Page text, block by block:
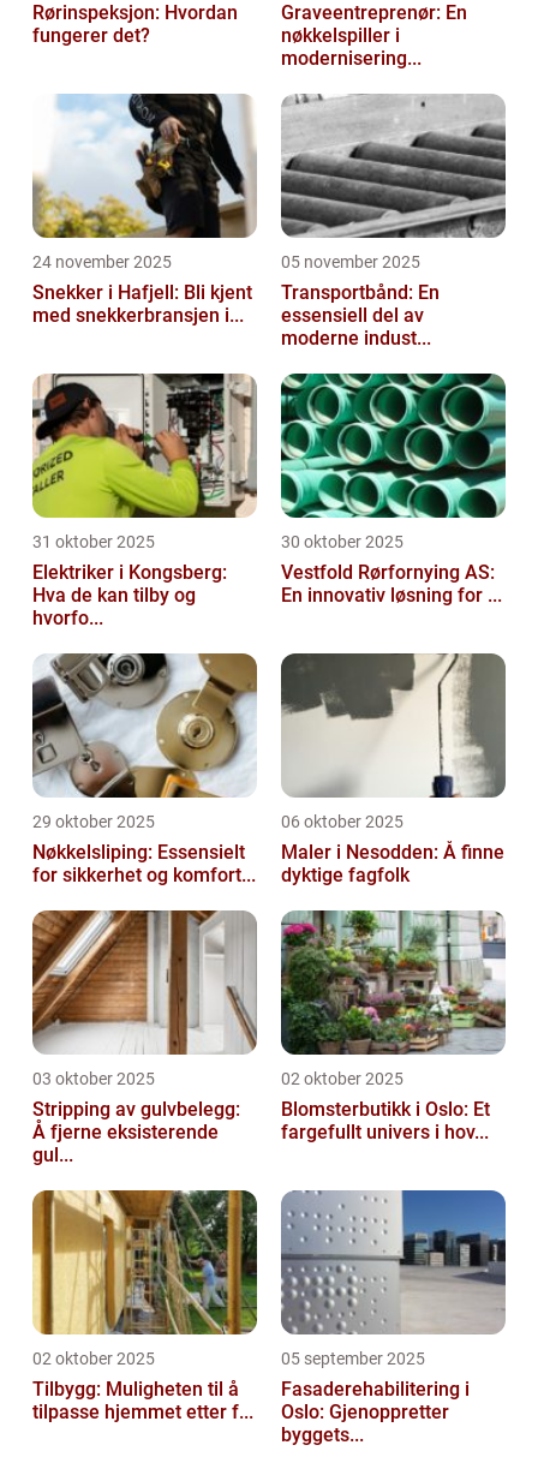
Rørinspeksjon: Hvordan
fungerer det?
Graveentreprenør: En
nøkkelspiller i
modernisering...
24 november 2025
Snekker i Hafjell: Bli kjent
med snekkerbransjen i...
05 november 2025
Transportbånd: En
essensiell del av
moderne indust...
31 oktober 2025
Elektriker i Kongsberg:
Hva de kan tilby og
hvorfo...
30 oktober 2025
Vestfold Rørfornying AS:
En innovativ løsning for ...
29 oktober 2025
Nøkkelsliping: Essensielt
for sikkerhet og komfort...
06 oktober 2025
Maler i Nesodden: Å finne
dyktige fagfolk
03 oktober 2025
Stripping av gulvbelegg:
Å fjerne eksisterende
gul...
02 oktober 2025
Blomsterbutikk i Oslo: Et
fargefullt univers i hov...
02 oktober 2025
Tilbygg: Muligheten til å
tilpasse hjemmet etter f...
05 september 2025
Fasaderehabilitering i
Oslo: Gjenoppretter
byggets...